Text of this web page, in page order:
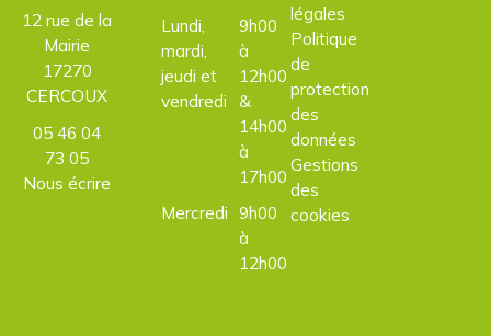
12 rue de la
Mairie
17270
CERCOUX
05 46 04
73 05
Nous écrire
Lundi,
mardi,
jeudi et
vendredi
9h00
à
12h00
&
14h00
à
17h00
Mercredi 9h00
à
12h00
légales
Politique
de
protection
des
données
Gestions
des
cookies